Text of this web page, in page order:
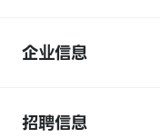
企业信息
招聘信息